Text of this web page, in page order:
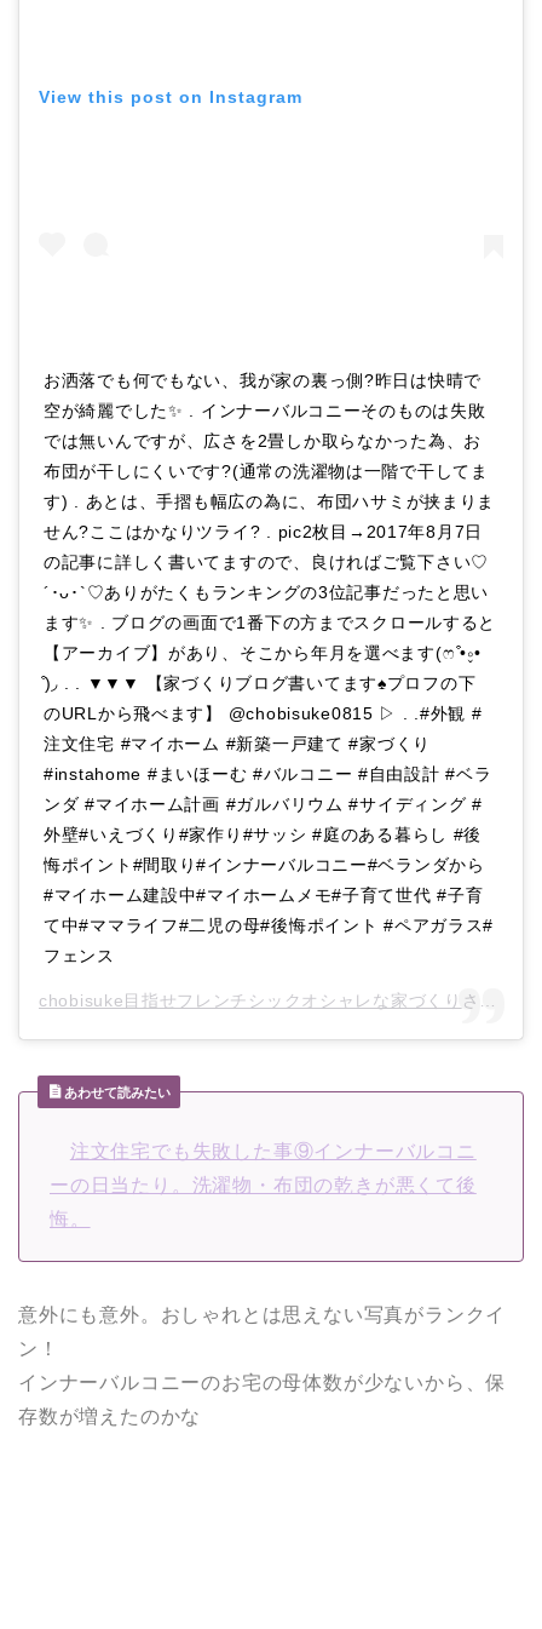
View this post on Instagram
お洒落でも何でもない、我が家の裏っ側?昨日は快晴で
空が綺麗でした✨ . インナーバルコニーそのものは失敗
では無いんですが、広さを2畳しか取らなかった為、お
布団が干しにくいです?(通常の洗濯物は一階で干してま
す) . あとは、手摺も幅広の為に、布団ハサミが挟まりま
せん?ここはかなりツライ? . pic2枚目→2017年8月7日
の記事に詳しく書いてますので、良ければご覧下さい♡
´･ᴗ･`♡ありがたくもランキングの3位記事だったと思い
ます✨ . ブログの画面で1番下の方までスクロールすると
【アーカイブ】があり、そこから年月を選べます(ෆ ͒•∘̬•
͒)◞ . . ▼▼▼ 【家づくりブログ書いてます♠︎プロフの下
のURLから飛べます】 @chobisuke0815 ▷ . .#外観 #
注文住宅 #マイホーム #新築一戸建て #家づくり
#instahome #まいほーむ #バルコニー #自由設計 #ベラ
ンダ #マイホーム計画 #ガルバリウム #サイディング #
外壁#いえづくり#家作り#サッシ #庭のある暮らし #後
悔ポイント#間取り#インナーバルコニー#ベランダから
#マイホーム建設中#マイホームメモ#子育て世代 #子育
て中#ママライフ#二児の母#後悔ポイント #ペアガラス#
フェンス
chobisuke目指せフレンチシックオシャレな家づくり さん(@chobisuke0815)がシェアした投稿 –
あわせて読みたい
注文住宅でも失敗した事⑨インナーバルコニ
ーの日当たり。洗濯物・布団の乾きが悪くて後
悔。
意外にも意外。おしゃれとは思えない写真がランクイ
ン！
インナーバルコニーのお宅の母体数が少ないから、保
存数が増えたのかな